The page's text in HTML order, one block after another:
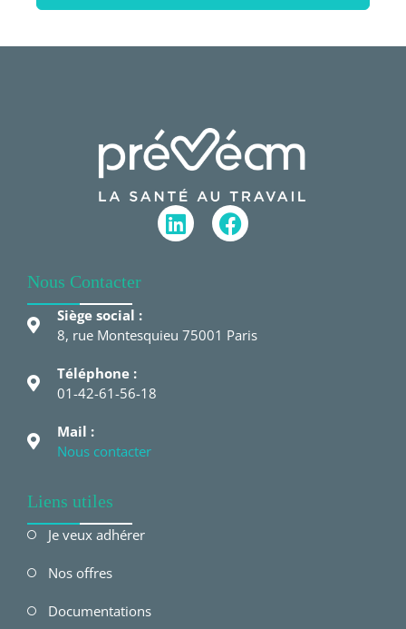
Nous Contacter
Siège social :
8, rue Montesquieu 75001 Paris
Téléphone :
01-42-61-56-18
Mail :
Nous contacter
Liens utiles
Je veux adhérer
Nos offres
Documentations